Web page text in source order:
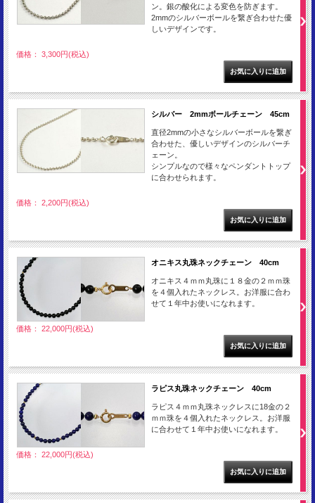
ン。銀の酸化による変色を防ぎます。
2mmのシルバーボールを繋ぎ合わせた優
しいデザインです。
価格： 3,300円(税込)
シルバー 2mmボールチェーン 45cm
直径2mmの小さなシルバーボールを繋ぎ
合わせた、優しいデザインのシルバーチ
ェーン。
シンプルなので様々なペンダントトップ
に合わせられます。
価格： 2,200円(税込)
オニキス丸珠ネックチェーン 40cm
オニキス４ｍｍ丸珠に１８金の２ｍｍ珠
を４個入れたネックレス。お洋服に合わ
せて１年中お使いになれます。
価格： 22,000円(税込)
ラピス丸珠ネックチェーン 40cm
ラピス４ｍｍ丸珠ネックレスに18金の２
ｍｍ珠を４個入れたネックレス。お洋服
に合わせて１年中お使いになれます。
価格： 22,000円(税込)